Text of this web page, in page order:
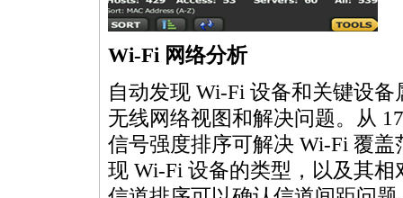
Wi-Fi 网络分析
自动发现 Wi-Fi 设备和关键设
无线网络视图和解决问题。从
信号强度排序可解决 Wi-Fi 覆
现 Wi-Fi 设备的类型，以及其